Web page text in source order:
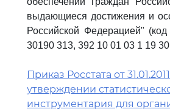
выдающиеся достижения и
Российской Федерацией"
30190 313, 392 10 01 03 1 19
Приказ Росстата от
утверждении
инструментария для